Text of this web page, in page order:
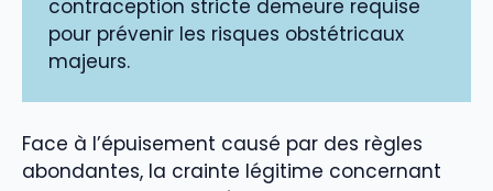
contraception stricte demeure requise
pour prévenir les risques obstétricaux
majeurs.
Face à l’épuisement causé par des règles
abondantes, la crainte légitime concernant